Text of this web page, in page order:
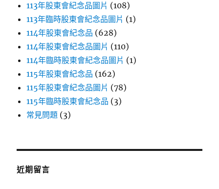
113年股東會紀念品圖片 (108)
113年臨時股東會紀念品圖片 (1)
114年股東會紀念品 (628)
114年股東會紀念品圖片 (110)
114年臨時股東會紀念品圖片 (1)
115年股東會紀念品 (162)
115年股東會紀念品圖片 (78)
115年臨時股東會紀念品 (3)
常見問題 (3)
近期留言